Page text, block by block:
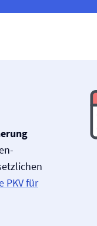
PKV für